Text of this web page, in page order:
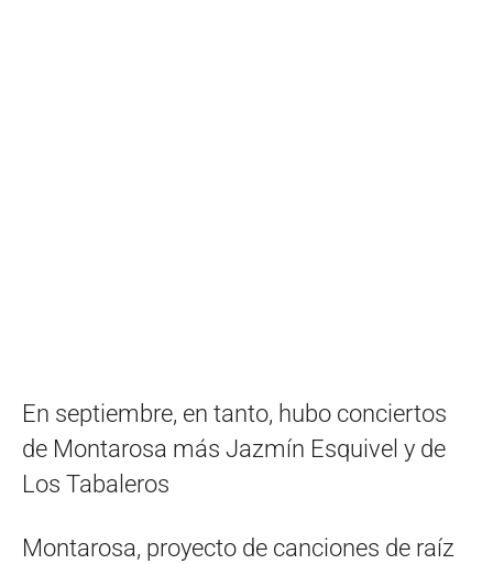
En septiembre, en tanto, hubo conciertos
de Montarosa más Jazmín Esquivel y de
Los Tabaleros
Montarosa, proyecto de canciones de raíz